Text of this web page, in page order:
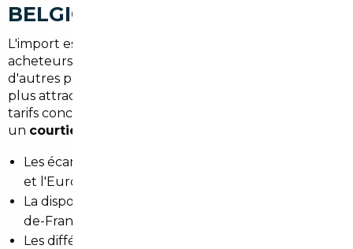
BELGIQUE ET EUROPE
L'import est une solution rentable pour les
acheteurs locaux. L'Allemagne, la Belgique et
d'autres pays européens offrent souvent des offres
plus attractives ou des véhicules bien équipés à des
tarifs concurrentiels. En ciblant les marchés adaptés,
un courtier automobile Fleury-Mérogis
Les écarts de prix et d'équipement entre la France
et l'Europe.
La disponibilité de modèles recherchés dans l'Île-
de-France.
Les différences de TVA et les preuves de